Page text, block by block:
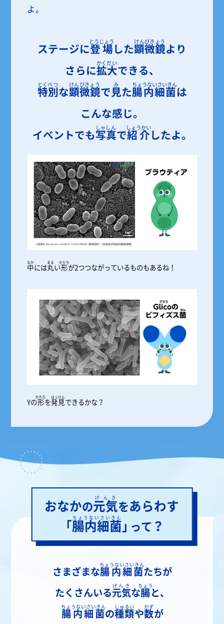
よ。
ステージに登場
とうじょう
した顕微鏡
けんびきょう
より
さらに拡大
かくだい
できる、
特別
とくべつ
な顕微鏡
けんびきょう
で 見
み
た腸内細菌
ちょうないさいきん
は
こんな感じ。
イベントでも写真
しゃしん
で紹介
しょうかい
したよ。
中
なか
には丸
まる
い形
かたち
が2つつながっているものもあるね！
Yの形
かたち
を発見
はっけん
できるかな？
おなかの元気
げんき
をあらわす
「 腸内細菌
ちょうないさいきん
」って ？
さまざまな腸内細菌
ちょうないさいきん
たちが
たくさんいる元気
げんき
な腸
ちょう
と、
腸内細菌
ちょうないさいきん
の種類
しゅるい
や数
かず
が